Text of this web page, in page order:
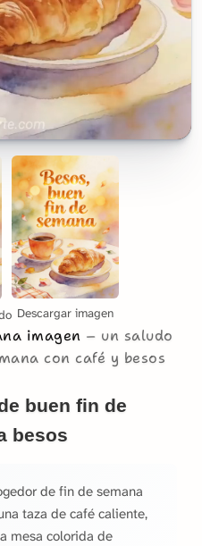
Descargar imagen
imagen
un saludo
con café y besos
buen fin de
besos
de fin de semana
taza de café caliente,
mesa colorida de